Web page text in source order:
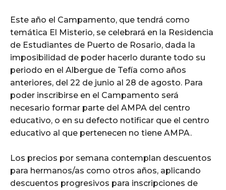
Este año el Campamento, que tendrá como
temática El Misterio, se celebrará en la Residencia
de Estudiantes de Puerto de Rosario, dada la
imposibilidad de poder hacerlo durante todo su
periodo en el Albergue de Tefía como años
anteriores, del 22 de junio al 28 de agosto. Para
poder inscribirse en el Campamento será
necesario formar parte del AMPA del centro
educativo, o en su defecto notificar que el centro
educativo al que pertenecen no tiene AMPA.
Los precios por semana contemplan descuentos
para hermanos/as como otros años, aplicando
descuentos progresivos para inscripciones de